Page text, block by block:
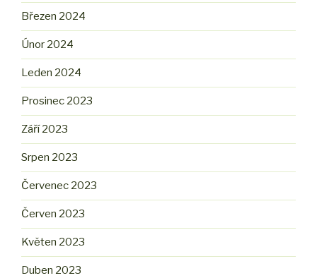
Březen 2024
Únor 2024
Leden 2024
Prosinec 2023
Září 2023
Srpen 2023
Červenec 2023
Červen 2023
Květen 2023
Duben 2023